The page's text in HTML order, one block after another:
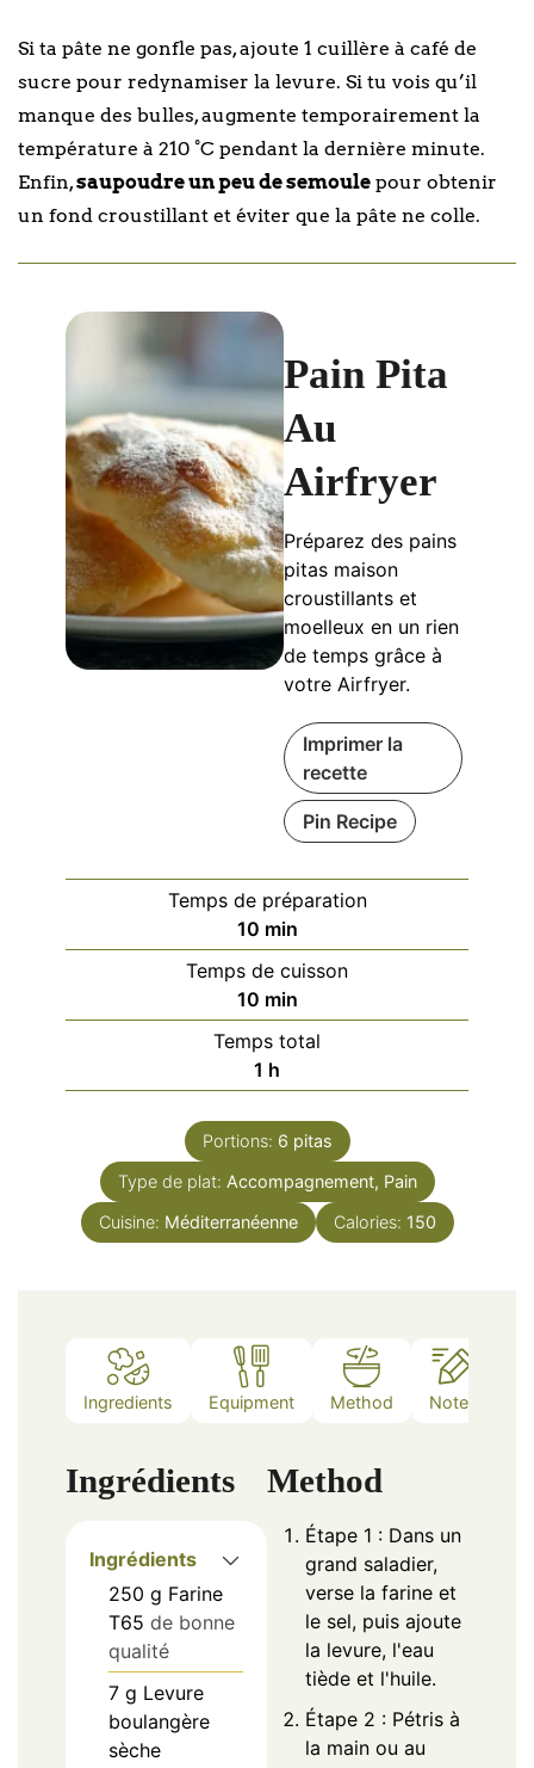
Si ta pâte ne gonfle pas, ajoute 1 cuillère à café de
sucre pour redynamiser la levure. Si tu vois qu’il
manque des bulles, augmente temporairement la
température à 210 °C pendant la dernière minute.
Enfin,saupoudre un peu de semoule pour obtenir
un fond croustillant et éviter que la pâte ne colle.
Pain Pita
Au
Airfryer
Préparez des pains
pitas maison
croustillants et
moelleux en un rien
de temps grâce à
votre Airfryer.
Imprimer la
recette
Pin Recipe
Temps de préparation
10minutes
min
Temps de cuisson
10minutes
min
Temps total
1 heure
h
Portions: 6 pitas
Type de plat: Accompagnement, Pain
Cuisine: Méditerranéenne Calories: 150
Ingredients Equipment Method Notes
Ingrédients
Ingrédients
250 g Farine
T65 de bonne
qualité
7 g Levure
boulangère
sèche
Method
Étape 1 : Dans un
grand saladier,
verse la farine et
le sel, puis ajoute
la levure, l'eau
tiède et l'huile.
Étape 2 : Pétris à
la main ou au